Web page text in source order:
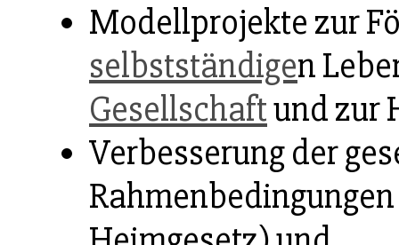
Modellprojekte zur
selbstständigen
Gesellschaftund zur
Verbesserung der